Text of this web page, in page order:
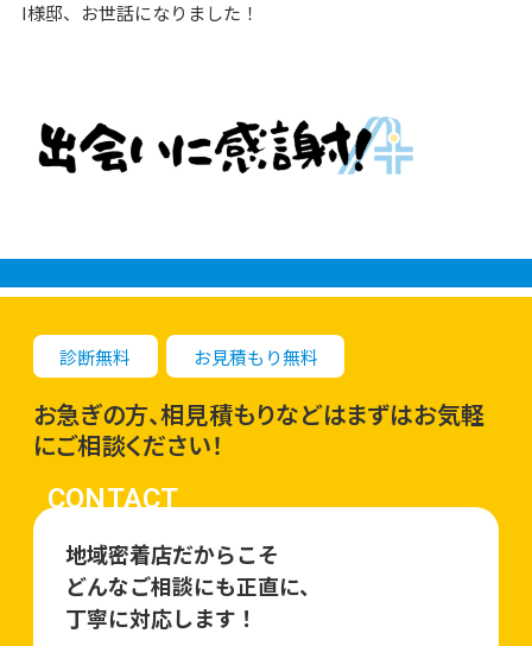
I様邸、お世話になりました！
診断無料 お見積もり無料
お急ぎの方、相見積もりなどはまずはお気軽
にご相談ください！
CONTACT
地域密着店だからこそ
どんなご相談にも正直に、
丁寧に対応します！